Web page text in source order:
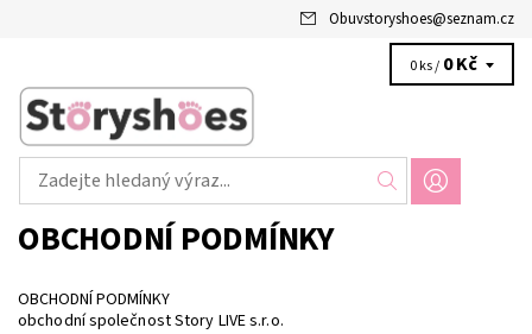
Obuvstoryshoes@seznam.cz
0 ks / 0 Kč
OBCHODNÍ PODMÍNKY
OBCHODNÍ PODMÍNKY
obchodní společnost Story LIVE s.r.o.